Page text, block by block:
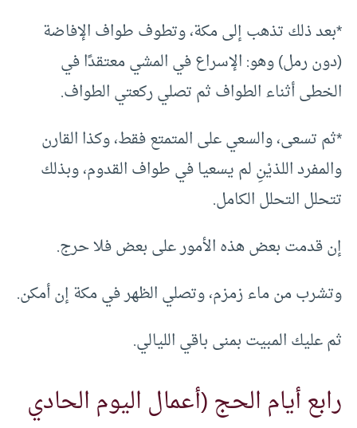
*بعد ذلك تذهب إلى مكة، وتطوف طواف الإفاضة
(دون رمل) وهو: الإسراع في المشي معتقدًا في
الخطى أثناء الطواف ثم تصلي ركعتي الطواف.
*ثم تسعى، والسعي على المتمتع فقط، وكذا القارن
والمفرد اللذيْنِ لم يسعيا في طواف القدوم، وبذلك
تتحلل التحلل الكامل.
إن قدمت بعض هذه الأمور على بعض فلا حرج.
وتشرب من ماء زمزم، وتصلي الظهر في مكة إن أمكن.
ثم عليك المبيت بمنى باقي الليالي.
رابع أيام الحج (أعمال اليوم الحادي